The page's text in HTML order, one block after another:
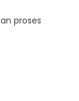
proses